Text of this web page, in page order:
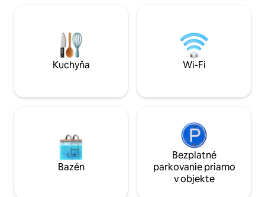
Ausgangspunkt für Erholung und Arbeit.
Ľudia, ktorí chcú
párty, prosím,
Kuchyňa Wi-Fi
Bazén
Bezplatné
parkovanie priamo
v objekte